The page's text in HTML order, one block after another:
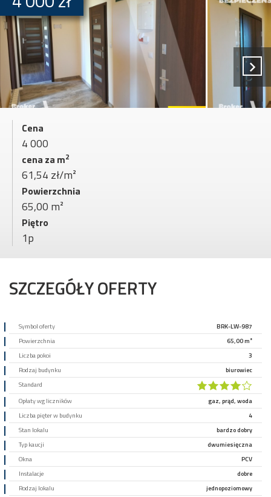
Cena
4 000
cena za m2
61,54 zł/m²
Powierzchnia
65,00 m²
Piętro
1p
SZCZEGÓŁY OFERTY
Symbol oferty
BRK-LW-987
Powierzchnia
65,00 m²
Liczba pokoi
3
Rodzaj budynku
biurowiec
Standard
Opłaty wg liczników
gaz, prąd, woda
Liczba pięter w budynku
4
Stan lokalu
bardzo dobry
Typ kaucji
dwumiesięczna
Okna
PCV
Instalacje
dobre
Rodzaj lokalu
jednopoziomowy